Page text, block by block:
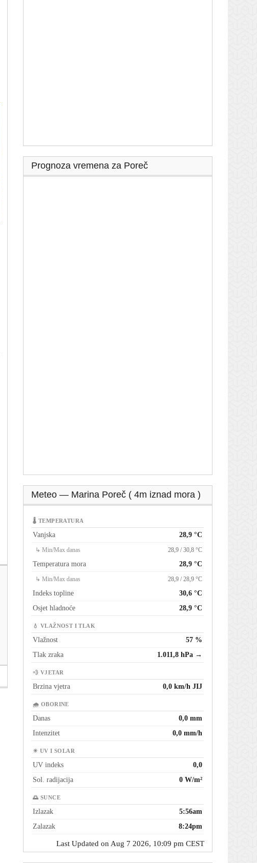
Prognoza vremena za Poreč
Meteo — Marina Poreč ( 4m iznad mora )
🌡 TEMPERATURA
Vanjska 28,9 °C
↳ Min/Max danas 28,9 / 30,8 °C
Temperatura mora 28,9 °C
↳ Min/Max danas 28,9 / 28,9 °C
Indeks topline
30,6 °C
Osjet hladnoće
28,9 °C
💧 VLAŽNOST I TLAK
Vlažnost
57 %
Tlak zraka
1.011,8 hPa →
💨 VJETAR
Brzina vjetra 0,0 km/h JIJ
🌧 OBORINE
Danas
0,0 mm
Intenzitet
0,0 mm/h
☀ UV I SOLAR
UV indeks
0,0
Sol. radijacija
0 W/m²
🌅 SUNCE
Izlazak
5:56am
Zalazak
8:24pm
Last Updated on Aug 7 2026, 10:09 pm CEST